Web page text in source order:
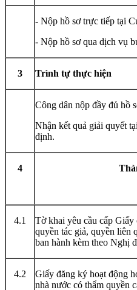
- Nộp hồ sơ trực tiếp tại
- Nộp hồ sơ qua dịch vụ
3 Trình tự thực hiện
Công dân nộp đầy đủ hồ
Nhận kết quả giải quyết
định.
4
4.1
Tờ khai yêu cầu cấp
quyền tác giả, quyền liên
ban hành kèm theo Nghị
4.2
Giấy đăng ký hoạt động
nhà nước có thẩm quyền